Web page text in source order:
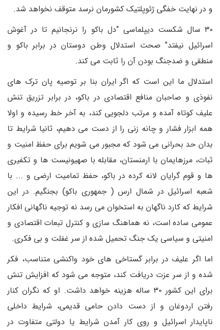
و در نهایت خفگی ژئوپلتیک کشورمان نرسد متوقف نخواهد شد.
۳۰ سال شکست دیپلماسی "دل باکو را نرنجانیم تا در آغوش
اسرائیل نیفتد" صحت استدلال وطن دوستان در برابر باکو و
منطقی و ضدجنگ بودن آن را ثابت می کند.
استدلال ما این است که اگر ایران بنا بر توصیه پان ترک های
نفوذی و صاحبان منافع اقتصادی در باکو، در برابر تزریق تنش
علیف کوتاه آمده و مرتب دلجویی کند، به آخر خط رسیده و اولا
همه ابزار فشار و چانه زنی را از دست می دهیم، ثانیا شرایط تا
بدان حد بحرانی می شود که مجبور می شویم برای حفظ امنیت و
ثبات، مرزهایمان با ارمنستان، مقابله با صهیونیست ها و تکفیری
ها و قوم گرایان لانه کرده در باکو، حفظ تمامیت ارضی و ... با
شعبه اسرائیل در شمال ارس ( جمهوری باکو) بجنگیم. در این
شرایط که کارد ناگهان به استخوان می رسد نه توجیه ناگهانی افکار
عمومی ساده است، نه هماهنگ سازی و کنترل تبعات اقتصادی و
امنیتی و سیاسی یک جنگ تحمیل شده از سر غفلت و بی فکری‌.
اما اگر علیف در برابر گستاخی های خود واکنشی متناسب، فکر
شده و از سر عزت دریافت کند، متوجه می شود که افزایش تنش
برای این کشور ۳۰ ساله هزینه خواهد داشت. او که نگران کنار
رفتن اردوغان و از دست دادن حامی قدیمی، شرایط داخلی
ناپایدار اسرائیل و روی کار آمدن شرایط یا دولتی متفاوت در